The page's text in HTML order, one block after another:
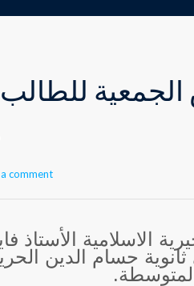
comment
الاسلامية الأستاذ
حسام الدين